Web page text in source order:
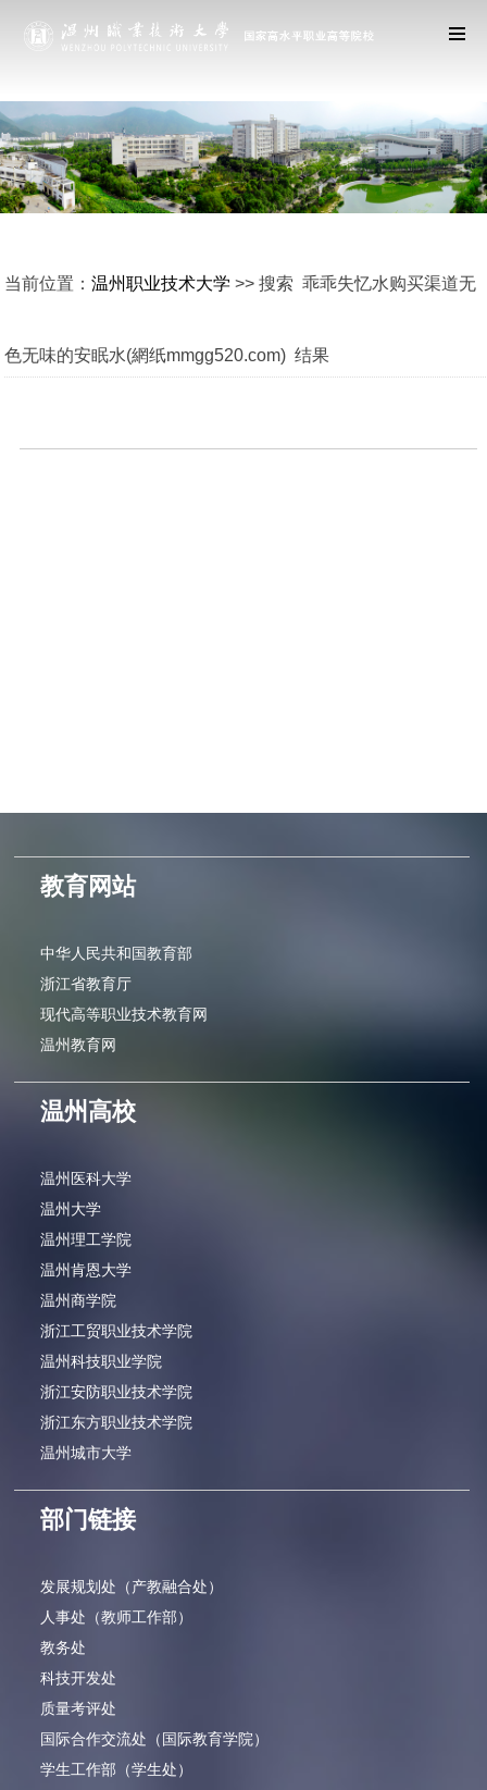
当前位置：温州职业技术大学 >> 搜索 乖乖失忆水购买渠道无
色无味的安眠水(網纸mmgg520.com) 结果
教育网站
中华人民共和国教育部
浙江省教育厅
现代高等职业技术教育网
温州教育网
温州高校
温州医科大学
温州大学
温州理工学院
温州肯恩大学
温州商学院
浙江工贸职业技术学院
温州科技职业学院
浙江安防职业技术学院
浙江东方职业技术学院
温州城市大学
部门链接
发展规划处（产教融合处）
人事处（教师工作部）
教务处
科技开发处
质量考评处
国际合作交流处（国际教育学院）
学生工作部（学生处）